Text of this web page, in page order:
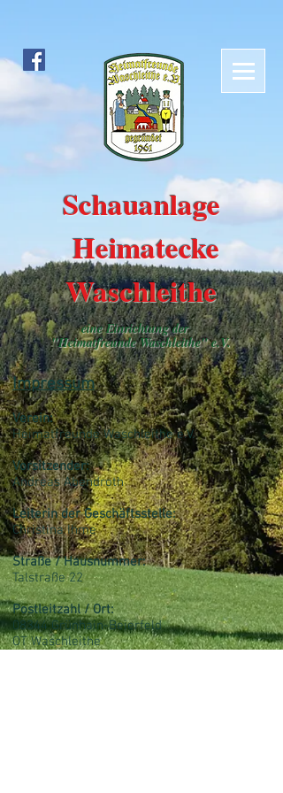
Schauanlage
Heimatecke
Waschleithe
eine Einrichtung der
"Heimatfreunde Waschleithe" e.V.
Impressum
Verein:
Heimatfreunde Waschleithe e.V.
Vorsitzender:
Andreas Abendroth
Leiterin der Geschäftsstelle:
Christina Ihme
Straße / Hausnummer:
Talstraße 22
Postleitzahl / Ort:
08344 Grünhain-Beierfeld
OT Waschleithe